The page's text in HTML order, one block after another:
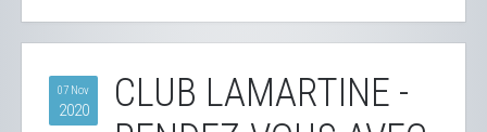
07 Nov
2020
CLUB LAMARTINE -